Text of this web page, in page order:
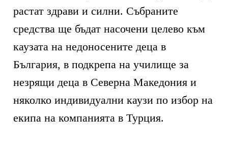
растат здрави и силни. Събраните
средства ще бъдат насочени целево към
каузата на недоносените деца в
България, в подкрепа на училище за
незрящи деца в Северна Македония и
няколко индивидуални каузи по избор на
екипа на компанията в Турция.